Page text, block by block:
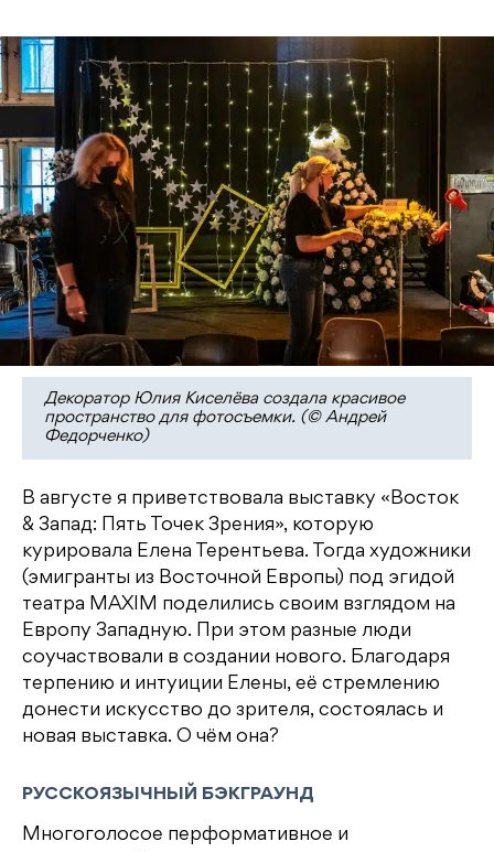
Декоратор Юлия Киселёва создала красивое
пространство для фотосъемки. (© Андрей
Федорченко)
В августе я приветствовала выставку «Восток
& Запад: Пять Точек Зрения», которую
курировала Елена Терентьева. Тогда художники
(эмигранты из Восточной Европы) под эгидой
театра MAXIM поделились своим взглядом на
Европу Западную. При этом разные люди
соучаствовали в создании нового. Благодаря
терпению и интуиции Елены, её стремлению
донести искусство до зрителя, состоялась и
новая выставка. О чём она?
РУССКОЯЗЫЧНЫЙ БЭКГРАУНД
Многоголосое перформативное и